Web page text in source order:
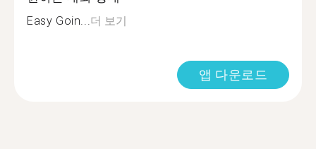
Easy Goin...더 보기
앱 다운로드